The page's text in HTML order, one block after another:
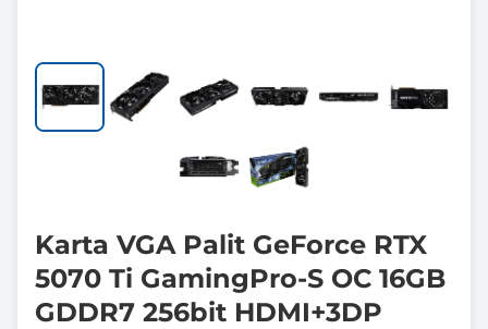
Karta VGA Palit GeForce RTX
5070 Ti GamingPro-S OC 16GB
GDDR7 256bit HDMI+3DP